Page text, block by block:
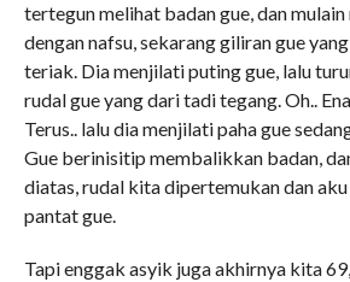
tertegun melihat badan gue, dan
dengan nafsu, sekarang giliran gue
teriak. Dia menjilati puting gue, lalu
rudal gue yang dari tadi tegang. Oh..
Terus.. lalu dia menjilati paha gue
Gue berinisitip membalikkan badan,
diatas, rudal kita dipertemukan dan
pantat gue.
Tapi enggak asyik juga akhirnya kita